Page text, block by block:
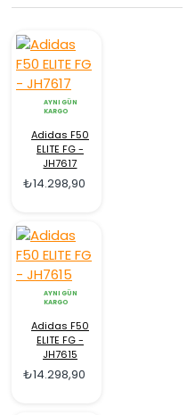
AYNI GÜN
KARGO
Adidas F50
ELITE FG -
JH7617
₺14.298,90
AYNI GÜN
KARGO
Adidas F50
ELITE FG -
JH7615
₺14.298,90